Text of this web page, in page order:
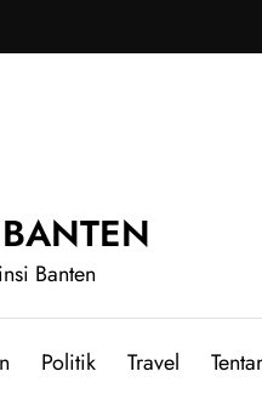
Banten
Politik Travel